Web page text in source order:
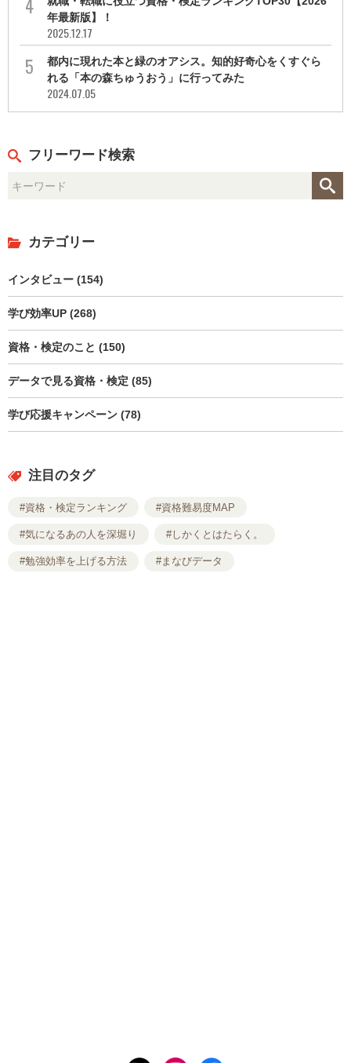
年最新版】！
2025.12.17
都内に現れた本と緑のオアシス。知的好奇心をくすぐら
れる「本の森ちゅうおう」に行ってみた
2024.07.05
フリーワード検索
カテゴリー
インタビュー (154)
学び効率UP (268)
資格・検定のこと (150)
データで見る資格・検定 (85)
学び応援キャンペーン (78)
注目のタグ
#資格・検定ランキング #資格難易度MAP
#気になるあの人を深堀り #しかくとはたらく。
#勉強効率を上げる方法 #まなびデータ